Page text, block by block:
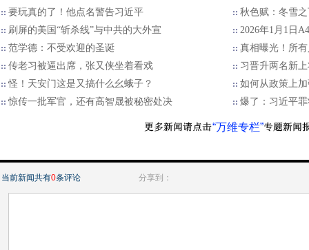
要玩真的了！他点名警告习近平
秋色赋：冬雪
刷屏的美国“斩杀线”与中共的大外宣
2026年1月1日
范学德：不受欢迎的圣诞
真相曝光！所
传老习被逼出席，张又侠坐着看戏
习晋升两名新
怪！天安门这是又搞什么幺蛾子？
如何从政策上
惊传一批军官，还有高智晟被秘密处决
爆了：习近平
“万维专栏”
当前新闻共有0条评论 分享到：